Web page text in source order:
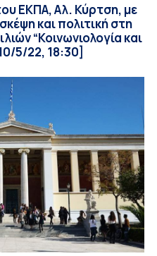
ΕΚΠΑ, Αλ. Κύρτση, με
και πολιτική στη
“Κοινωνιολογία και
5/22, 18:30]